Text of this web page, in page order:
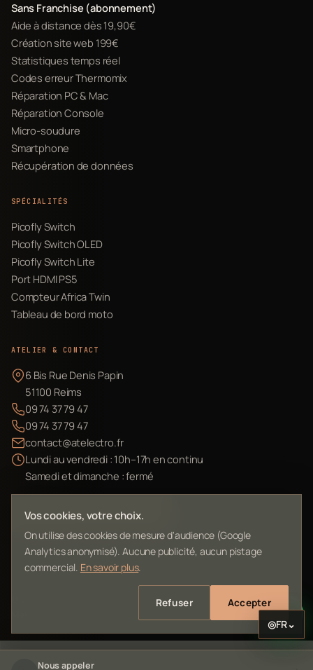
Sans Franchise (abonnement)
Aide à distance dès 19,90€
Création site web 199€
Statistiques temps réel
Codes erreur Thermomix
Réparation PC & Mac
Réparation Console
Micro-soudure
Smartphone
Récupération de données
SPÉCIALITÉS
Picofly Switch
Picofly Switch OLED
Picofly Switch Lite
Port HDMI PS5
Compteur Africa Twin
Tableau de bord moto
ATELIER & CONTACT
6 Bis Rue Denis Papin
51100 Reims
09 74 37 79 47
09 74 37 79 47
contact@atelectro.fr
Lundi au vendredi : 10h–17h en continu
Samedi et dimanche : fermé
Envoyer mon matériel
L'Atelier Electro Reims — SIRET 10261022700013
Vos cookies, votre choix.
On utilise des cookies de mesure d'audience (Google
Analytics anonymisé). Aucune publicité, aucun pistage
commercial. En savoir plus.
Refuser Accepter
Nous appeler
◎FR⌄